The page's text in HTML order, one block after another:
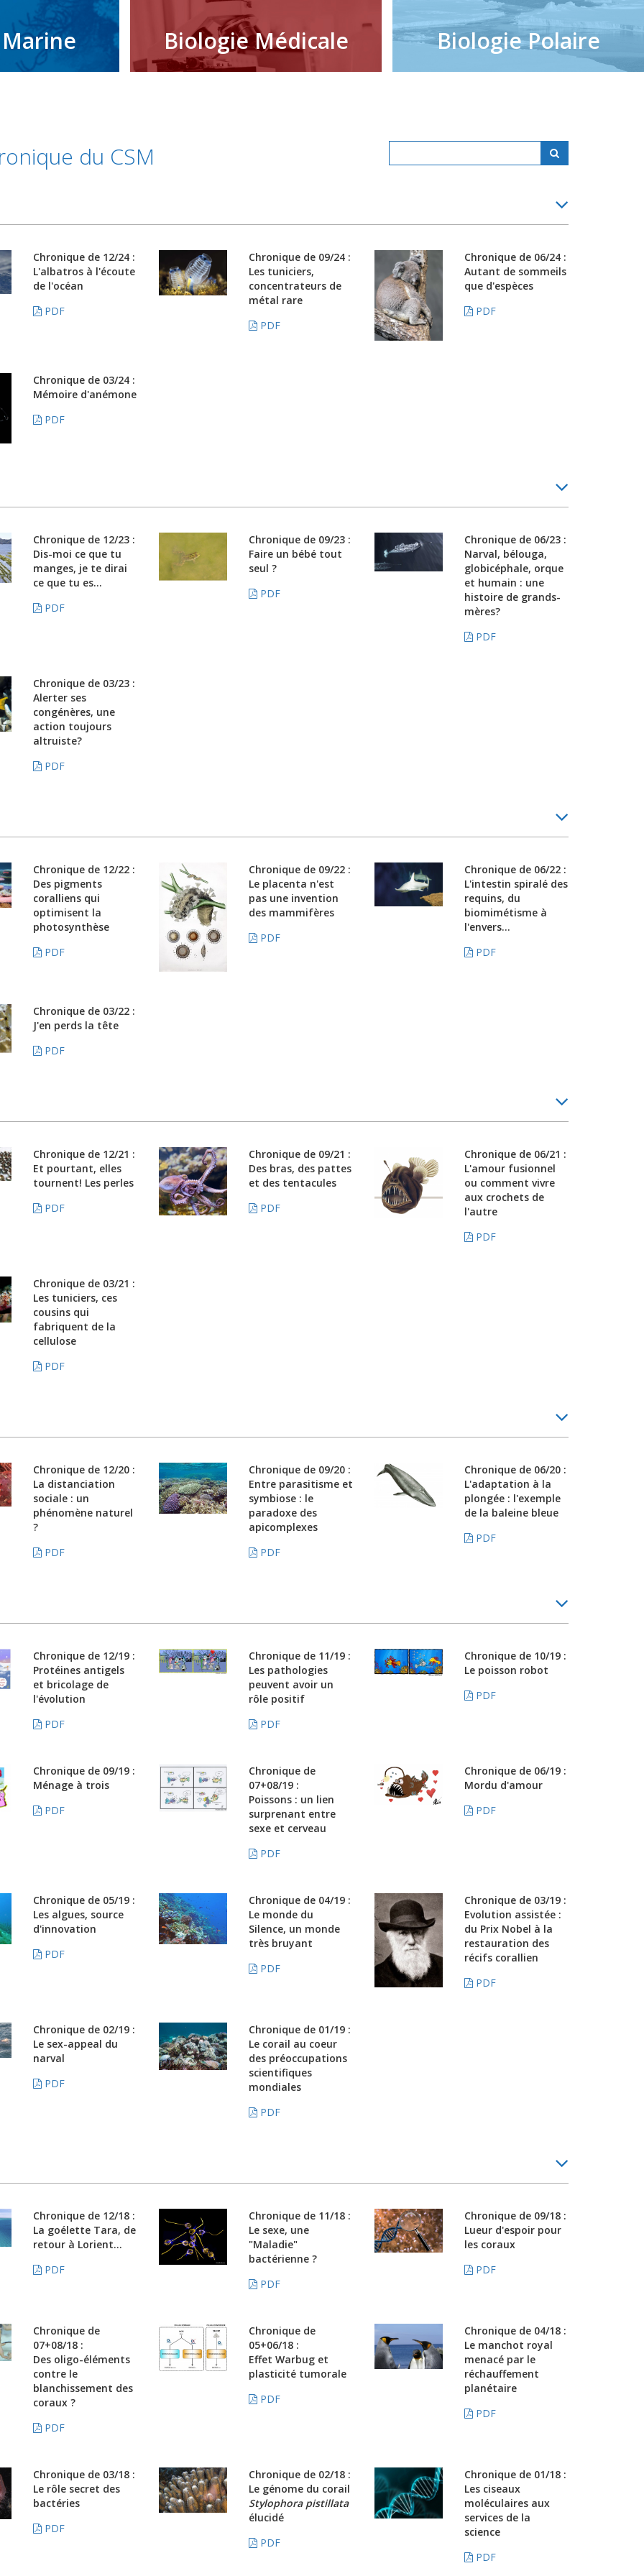
Biologie Médicale Biologie Polaire
du CSM
Chronique de 12/24 :
L'albatros à l'écoute
de l'océan
PDF
Chronique de 09/24 :
Les tuniciers,
concentrateurs de
métal rare
PDF
Chronique de 06/24 :
Autant de sommeils
que d'espèces
PDF
Chronique de 03/24 :
Mémoire d'anémone
PDF
Chronique de 12/23 :
Dis-moi ce que tu
manges, je te dirai
ce que tu es...
PDF
Chronique de 09/23 :
Faire un bébé tout
seul ?
PDF
Chronique de 06/23 :
Narval, bélouga,
globicéphale, orque
et humain : une
histoire de grands-
mères?
PDF
Chronique de 03/23 :
Alerter ses
congénères, une
action toujours
altruiste?
PDF
Chronique de 12/22 :
Des pigments
coralliens qui
optimisent la
photosynthèse
PDF
Chronique de 09/22 :
Le placenta n'est
pas une invention
des mammifères
PDF
Chronique de 06/22 :
L'intestin spiralé des
requins, du
biomimétisme à
l'envers...
PDF
Chronique de 03/22 :
J'en perds la tête
PDF
Chronique de 12/21 :
Et pourtant, elles
tournent! Les perles
PDF
Chronique de 09/21 :
Des bras, des pattes
et des tentacules
PDF
Chronique de 06/21 :
L'amour fusionnel
ou comment vivre
aux crochets de
l'autre
PDF
Chronique de 03/21 :
Les tuniciers, ces
cousins qui
fabriquent de la
cellulose
PDF
Chronique de 12/20 :
La distanciation
sociale : un
phénomène naturel
?
PDF
Chronique de 09/20 :
Entre parasitisme et
symbiose : le
paradoxe des
apicomplexes
PDF
Chronique de 06/20 :
L'adaptation à la
plongée : l'exemple
de la baleine bleue
PDF
Chronique de 12/19 :
Protéines antigels
et bricolage de
l'évolution
PDF
Chronique de 11/19 :
Les pathologies
peuvent avoir un
rôle positif
PDF
Chronique de 10/19 :
Le poisson robot
PDF
Chronique de 09/19 :
Ménage à trois
PDF
Chronique de
07+08/19 :
Poissons : un lien
surprenant entre
sexe et cerveau
PDF
Chronique de 06/19 :
Mordu d'amour
PDF
Chronique de 05/19 :
Les algues, source
d'innovation
PDF
Chronique de 04/19 :
Le monde du
Silence, un monde
très bruyant
PDF
Chronique de 03/19 :
Evolution assistée :
du Prix Nobel à la
restauration des
récifs corallien
PDF
Chronique de 02/19 :
Le sex-appeal du
narval
PDF
Chronique de 01/19 :
Le corail au coeur
des préoccupations
scientifiques
mondiales
PDF
Chronique de 12/18 :
La goélette Tara, de
retour à Lorient...
PDF
Chronique de 11/18 :
Le sexe, une
"Maladie"
bactérienne ?
PDF
Chronique de 09/18 :
Lueur d'espoir pour
les coraux
PDF
Chronique de
07+08/18 :
Des oligo-éléments
contre le
blanchissement des
coraux ?
PDF
Chronique de
05+06/18 :
Effet Warbug et
plasticité tumorale
PDF
Chronique de 04/18 :
Le manchot royal
menacé par le
réchauffement
planétaire
PDF
Chronique de 03/18 :
Le rôle secret des
bactéries
PDF
Chronique de 02/18 :
Le génome du corail
Stylophora pistillata
élucidé
PDF
Chronique de 01/18 :
Les ciseaux
moléculaires aux
services de la
science
PDF